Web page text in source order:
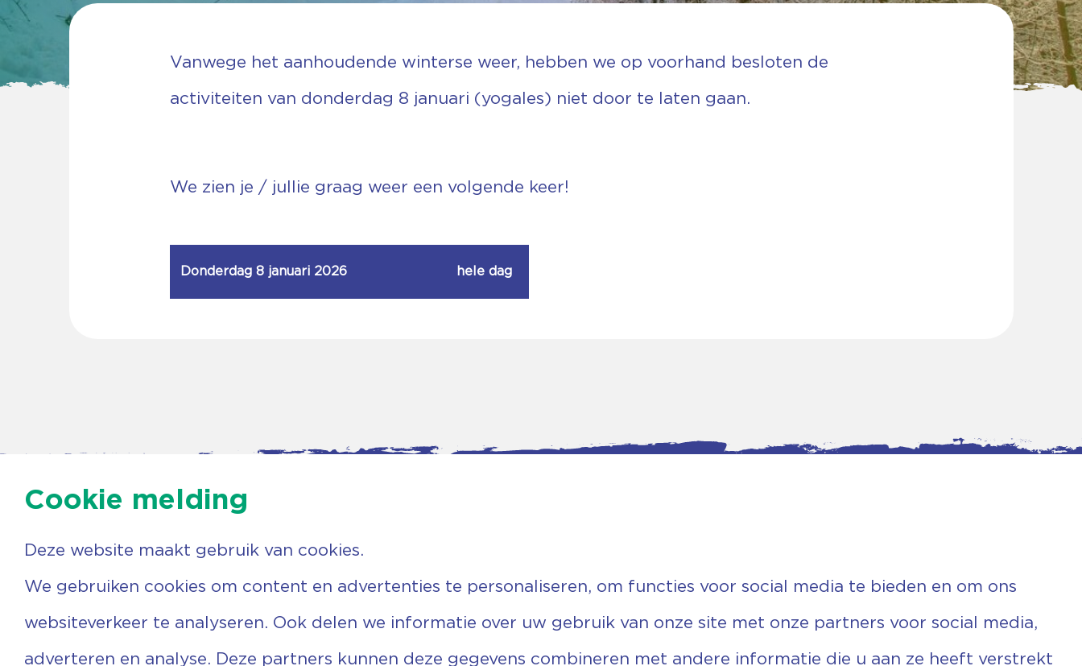
Vanwege het aanhoudende winterse weer, hebben we op voorhand besloten de
activiteiten van donderdag 8 januari (yogales) niet door te laten gaan.
We zien je / jullie graag weer een volgende keer!
Donderdag 8 januari 2026 hele dag
Nieuws
Over ons
Beerzerweg 5D.
0529 455 767
info@vechtgenoten.nl
KVK: 08173948
Rek.nr: NL85RABO0127579230
Cookie melding
Deze website maakt gebruik van cookies.
We gebruiken cookies om content en advertenties te personaliseren, om functies voor social media te bieden en om ons
websiteverkeer te analyseren. Ook delen we informatie over uw gebruik van onze site met onze partners voor social media,
adverteren en analyse. Deze partners kunnen deze gegevens combineren met andere informatie die u aan ze heeft verstrekt